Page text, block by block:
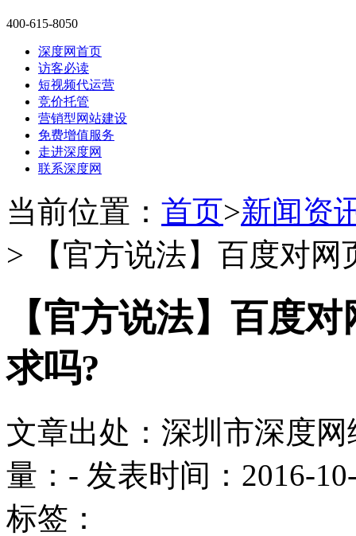
400-615-8050
深度网首页
访客必读
短视频代运营
竞价托管
营销型网站建设
免费增值服务
走进深度网
联系深度网
当前位置： 首页>新闻资
> 【官方说法】百度对网
【官方说法】百度
求吗?
文章出处：深圳市深度
量： - 发表时间：2016-
标签：